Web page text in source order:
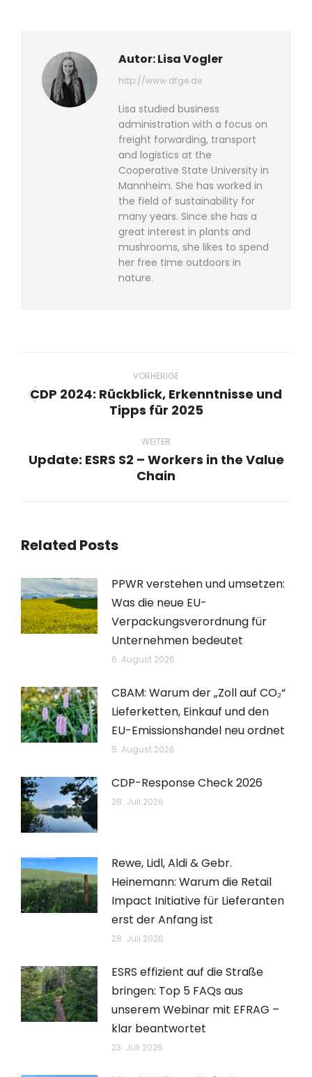
Autor:Lisa Vogler
http://www.dfge.de
Lisa studied business
administration with a focus on
freight forwarding, transport
and logistics at the
Cooperative State University in
Mannheim. She has worked in
the field of sustainability for
many years. Since she has a
great interest in plants and
mushrooms, she likes to spend
her free time outdoors in
nature.
VORHERIGE
Vorheriger
CDP 2024: Rückblick, Erkenntnisse und
Tipps für 2025
WEITER
Nächster
Update: ESRS S2 – Workers in the Value
Chain
Related Posts
PPWR verstehen und umsetzen:
Was die neue EU-
Verpackungsverordnung für
Unternehmen bedeutet
6. August 2026
CBAM: Warum der „Zoll auf CO₂“
Lieferketten, Einkauf und den
EU-Emissionshandel neu ordnet
5. August 2026
CDP-Response Check 2026
28. Juli 2026
Rewe, Lidl, Aldi & Gebr.
Heinemann: Warum die Retail
Impact Initiative für Lieferanten
erst der Anfang ist
28. Juli 2026
ESRS effizient auf die Straße
bringen: Top 5 FAQs aus
unserem Webinar mit EFRAG –
klar beantwortet
23. Juli 2026